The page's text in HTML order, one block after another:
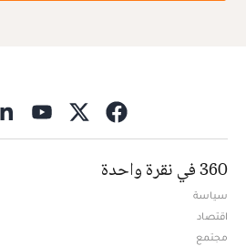
360 في نقرة واحدة
سياسة
اقتصاد
مجتمع